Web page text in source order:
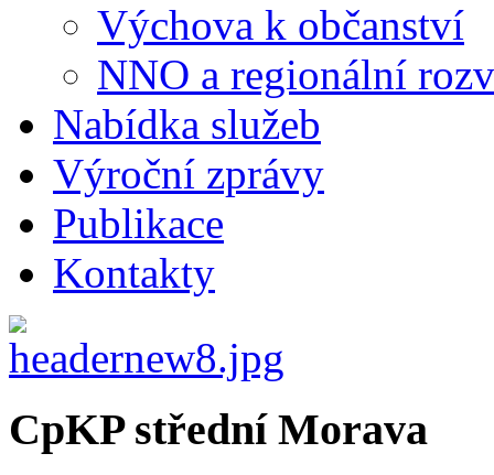
Výchova k občanství
NNO a regionální
Nabídka služeb
Výroční zprávy
Publikace
Kontakty
CpKP střední Morava